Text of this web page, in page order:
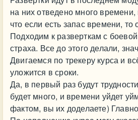
на них отведено много времени,
что если есть запас времени, то
Подходим к разверткам с
страха. Все до этого делали,
Двигаемся по трекеру курса и
уложится в сроки.
Да, в первый раз будут
будет много, и времени уйдет
фактом, вы их доделаете)